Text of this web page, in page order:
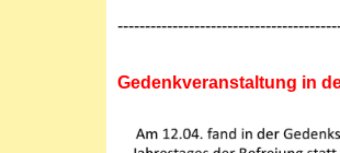
Gedenkveranstaltung in